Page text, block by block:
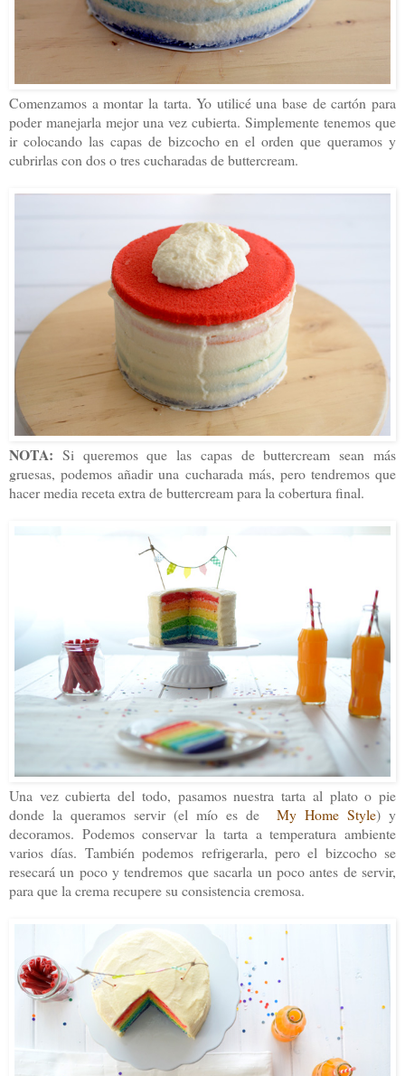
Comenzamos a montar la tarta. Yo utilicé una base de cartón para
poder manejarla mejor una vez cubierta. Simplemente tenemos que
ir colocando las capas de bizcocho en el orden que queramos y
cubrirlas con dos o tres cucharadas de buttercream.
NOTA: Si queremos que las capas de buttercream sean más
gruesas, podemos añadir una cucharada más, pero tendremos que
hacer media receta extra de buttercream para la cobertura final.
Una vez cubierta del todo, pasamos nuestra tarta al plato o pie
donde la queramos servir (el mío es de My Home Style) y
decoramos. Podemos conservar la tarta a temperatura ambiente
varios días. También podemos refrigerarla, pero el bizcocho se
resecará un poco y tendremos que sacarla un poco antes de servir,
para que la crema recupere su consistencia cremosa.